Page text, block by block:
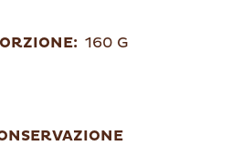
160 G